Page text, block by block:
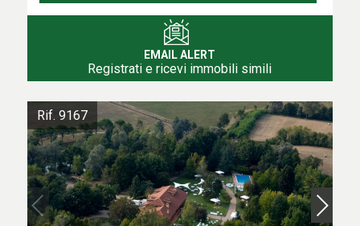
EMAIL ALERT
Registrati e ricevi immobili simili
Rif. 9167